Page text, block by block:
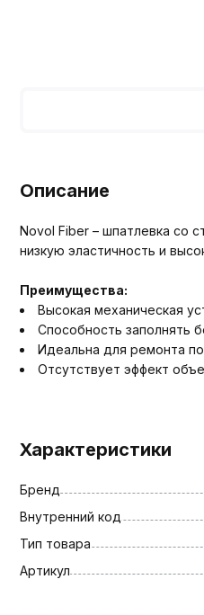
Описание
Novol Fiber – шпатлевка со
низкую эластичность и
Преимущества:
Высокая механическая
Способность заполнять
Идеальна для ремонта
Отсутствует эффект
Характеристики
Бренд
Внутренний код
Тип товара
Артикул